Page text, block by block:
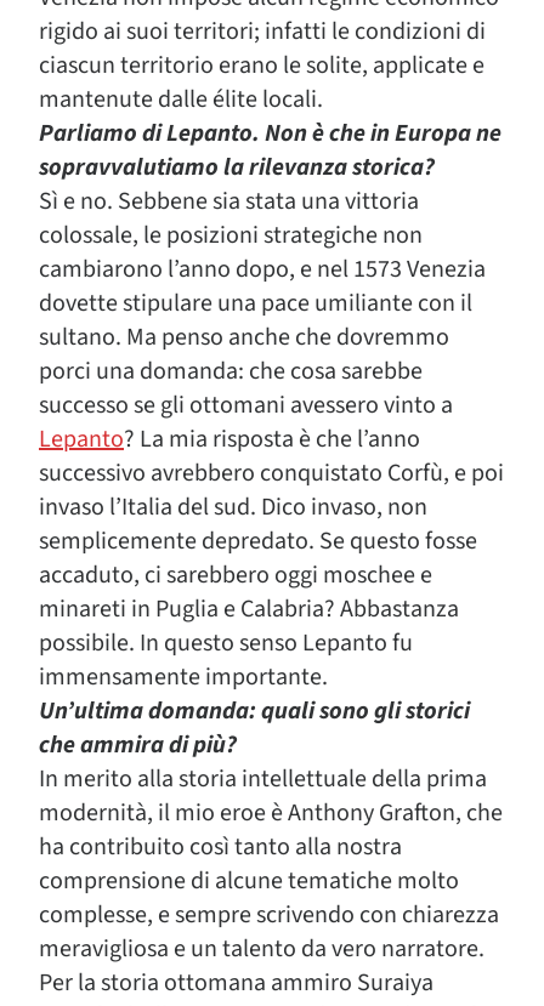
rigido ai suoi territori; infatti le condizioni di
ciascun territorio erano le solite, applicate e
mantenute dalle élite locali.
Parliamo di Lepanto. Non è che in Europa ne
sopravvalutiamo la rilevanza storica?
Sì e no. Sebbene sia stata una vittoria
colossale, le posizioni strategiche non
cambiarono l’anno dopo, e nel 1573 Venezia
dovette stipulare una pace umiliante con il
sultano. Ma penso anche che dovremmo
porci una domanda: che cosa sarebbe
successo se gli ottomani avessero vinto a
Lepanto? La mia risposta è che l’anno
successivo avrebbero conquistato Corfù, e poi
invaso l’Italia del sud. Dico invaso, non
semplicemente depredato. Se questo fosse
accaduto, ci sarebbero oggi moschee e
minareti in Puglia e Calabria? Abbastanza
possibile. In questo senso Lepanto fu
immensamente importante.
Un’ultima domanda: quali sono gli storici
che ammira di più?
In merito alla storia intellettuale della prima
modernità, il mio eroe è Anthony Grafton, che
ha contribuito così tanto alla nostra
comprensione di alcune tematiche molto
complesse, e sempre scrivendo con chiarezza
meravigliosa e un talento da vero narratore.
Per la storia ottomana ammiro Suraiya